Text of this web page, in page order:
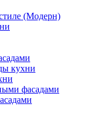
(Модерн)
кухни
фасадами